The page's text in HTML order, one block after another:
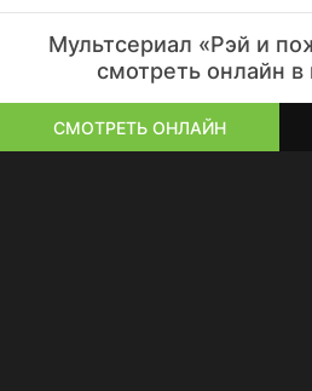
Мультсериал «Рэй и
смотреть онлайн в
СМОТРЕТЬ ОНЛАЙН